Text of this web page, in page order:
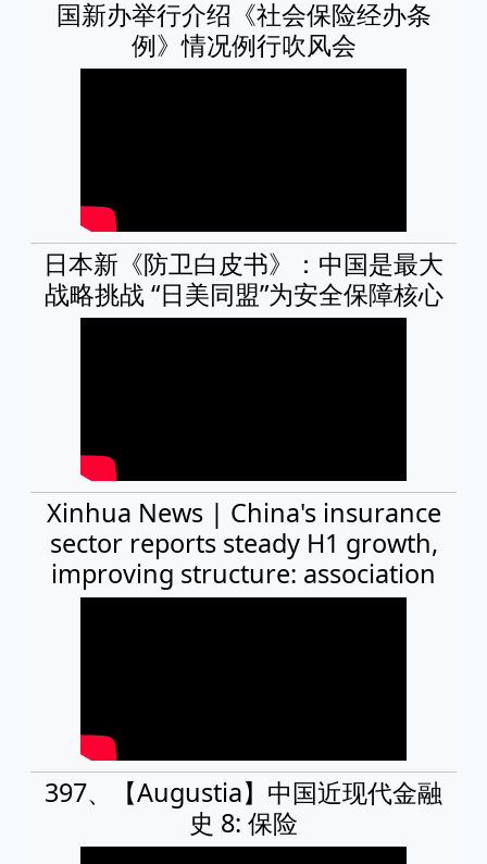
国新办举行介绍《社会保险经办条
例》情况例行吹风会
日本新《防卫白皮书》：中国是最大
战略挑战 “日美同盟”为安全保障核心
Xinhua News | China's insurance
sector reports steady H1 growth,
improving structure: association
397、【Augustia】中国近现代金融
史 8: 保险